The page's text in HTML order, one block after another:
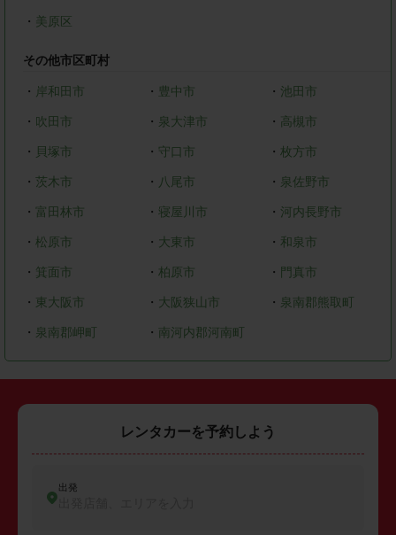
・ 美原区
その他市区町村
・ 岸和田市 ・ 豊中市 ・ 池田市
・ 吹田市 ・ 泉大津市 ・ 高槻市
・ 貝塚市 ・ 守口市 ・枚方市
・ 茨木市 ・ 八尾市 ・ 泉佐野市
・ 富田林市 ・ 寝屋川市 ・ 河内長野市
・ 松原市 ・ 大東市 ・ 和泉市
・ 箕面市 ・ 柏原市 ・ 門真市
・ 東大阪市 ・ 大阪狭山市 ・ 泉南郡熊取町
・ 泉南郡岬町 ・ 南河内郡河南町
レンタカーを予約しよう
出発